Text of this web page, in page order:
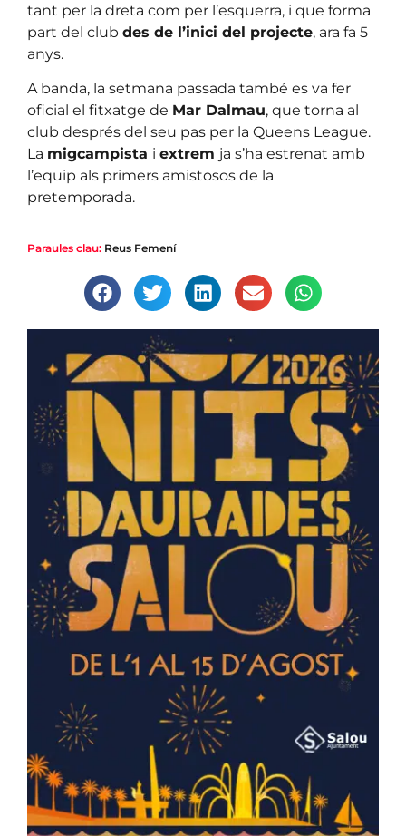
tant per la dreta com per l’esquerra, i que forma
part del club des de l’inici del projecte, ara fa 5
anys.
A banda, la setmana passada també es va fer
oficial el fitxatge de Mar Dalmau, que torna al
club després del seu pas per la Queens League.
La migcampista i extrem ja s’ha estrenat amb
l’equip als primers amistosos de la
pretemporada.
Paraules clau: Reus Femení